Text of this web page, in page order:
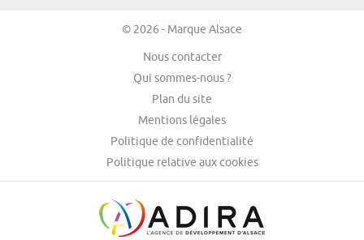
© 2026 - Marque Alsace
Nous contacter
Qui sommes-nous ?
Plan du site
Mentions légales
Politique de confidentialité
Politique relative aux cookies